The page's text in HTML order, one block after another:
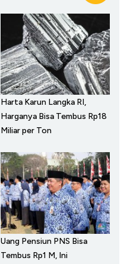
Harta Karun Langka RI,
Harganya Bisa Tembus Rp18
Miliar per Ton
Uang Pensiun PNS Bisa
Tembus Rp1 M, Ini